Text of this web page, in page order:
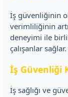
İş güvenliğinin
verimliliğinin
deneyimi ile
çalışanlar sağlar.
İş Güvenliği
İş sağlığı ve